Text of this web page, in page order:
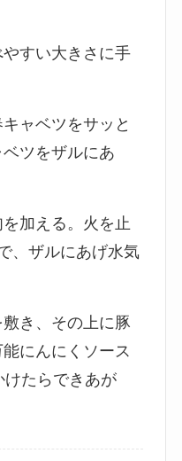
すい大きさに手
ャベツをサッと
ツをザルにあ
加える。火を止
、ザルにあげ水気
き、その上に豚
にんにくソース
けたらできあが